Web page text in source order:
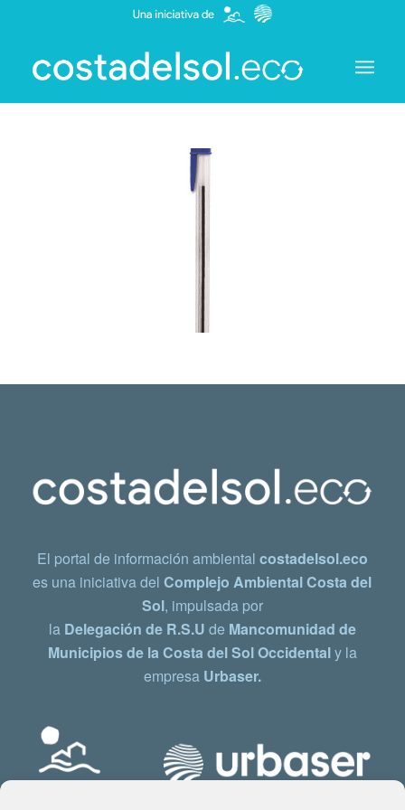
El portal de información ambiental costadelsol.eco
es una iniciativa delComplejo Ambiental Costa del
Sol, impulsada por
la Delegación de R.S.U de Mancomunidad de
Municipios de la Costa del Sol Occidentaly la
empresa Urbaser.